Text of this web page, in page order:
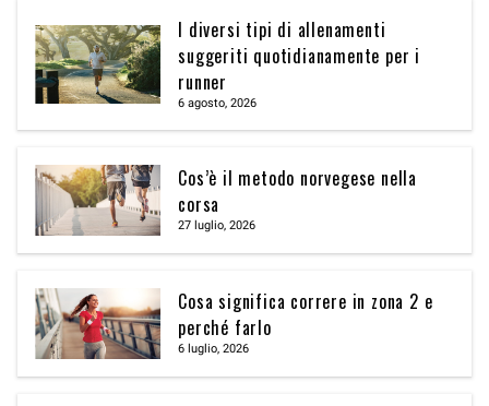
I diversi tipi di allenamenti
suggeriti quotidianamente per i
runner
6 agosto, 2026
Cos’è il metodo norvegese nella
corsa
27 luglio, 2026
Cosa significa correre in zona 2 e
perché farlo
6 luglio, 2026